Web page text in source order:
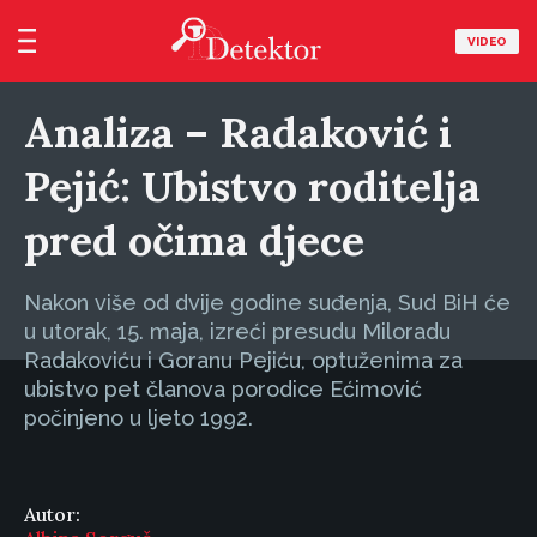
VIDEO
Analiza – Radaković i
Pejić: Ubistvo roditelja
pred očima djece
Nakon više od dvije godine suđenja, Sud BiH će
u utorak, 15. maja, izreći presudu Miloradu
Radakoviću i Goranu Pejiću, optuženima za
ubistvo pet članova porodice Ećimović
počinjeno u ljeto 1992.
Autor: